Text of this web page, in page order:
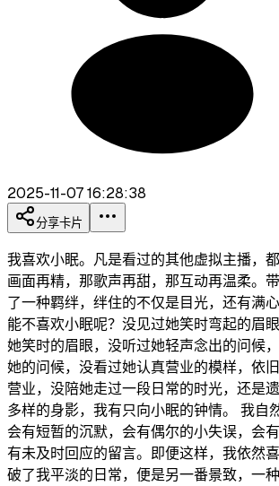
2025-11-07 16:28:38
分享卡片
我喜欢小眠。凡是看过的其他虚拟主播，
画面再精，那歌声再甜，那互动再温柔。
了一种羁绊，绊住的不仅是目光，还有满
能不喜欢小眠呢？没见过她笑时弯起的眉
她笑时的眉眼，没听过她轻声念出的问候
她的问候，没看过她认真营业的模样，依
营业，没陪她走过一段日常的时光，还是
多样的身影，我有只向小眠的钟情。 我自
会有短暂的沉默，会有偶尔的小失误，会
有未及时回应的留言。即便这样，我依然
破了我平淡的日常，便是另一番景致，一